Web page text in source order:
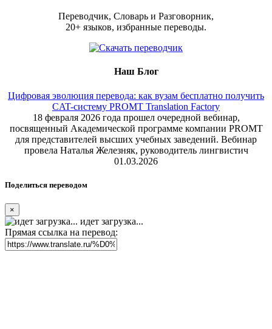
Переводчик, Словарь и Разговорник,
20+ языков, избранные переводы.
Наш Блог
Цифровая эволюция перевода: как вузам бесплатно получить
CAT-систему PROMT Translation Factory
18 февраля 2026 года прошел очередной вебинар,
посвященный Академической программе компании PROMT
для представителей высших учебных заведений. Вебинар
провела Наталья Железняк, руководитель лингвистич
01.03.2026
Поделиться переводом
×
идет загрузка...
Прямая ссылка на перевод: